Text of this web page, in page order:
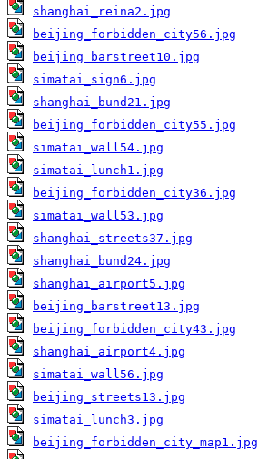
shanghai_reina2.jpg
beijing_forbidden_city56.jpg
beijing_barstreet10.jpg
simatai_sign6.jpg
shanghai_bund21.jpg
beijing_forbidden_city55.jpg
simatai_wall54.jpg
simatai_lunch1.jpg
beijing_forbidden_city36.jpg
simatai_wall53.jpg
shanghai_streets37.jpg
shanghai_bund24.jpg
shanghai_airport5.jpg
beijing_barstreet13.jpg
beijing_forbidden_city43.jpg
shanghai_airport4.jpg
simatai_wall56.jpg
beijing_streets13.jpg
simatai_lunch3.jpg
beijing_forbidden_city_map1.jpg